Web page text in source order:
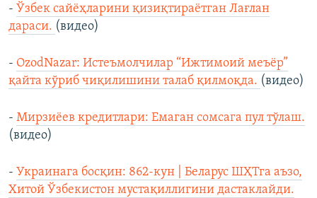
- Ўзбек сайёҳларини қизиқтираётган Лағлан
дараси. (видео)
- OzodNazar: Истеъмолчилар “Ижтимоий меъёр”
қайта кўриб чиқилишини талаб қилмоқда. (видео)
- Мирзиёев кредитлари: Емаган сомсага пул тўлаш.
(видео)
- Украинага босқин: 862-кун | Беларус ШҲТга аъзо,
Хитой Ўзбекистон мустақиллигини дастаклайди.